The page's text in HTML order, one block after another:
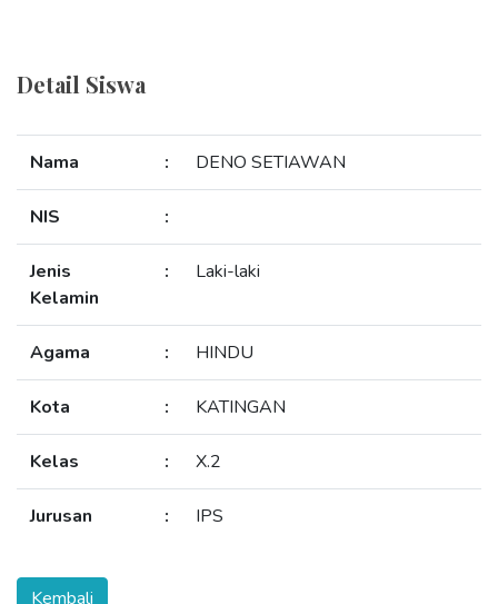
Detail Siswa
Nama : DENO SETIAWAN
NIS :
Jenis
Kelamin
: Laki-laki
Agama : HINDU
Kota : KATINGAN
Kelas : X.2
Jurusan : IPS